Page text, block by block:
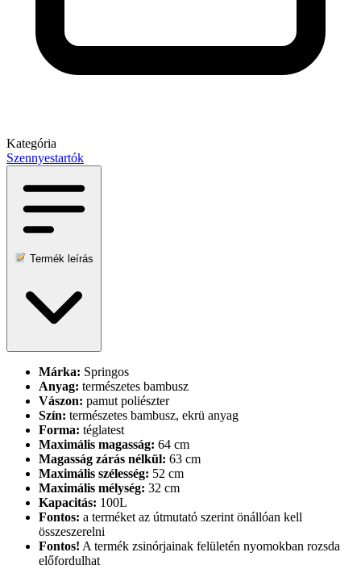
Kategória
Szennyestartók
Termék leírás
Márka: Springos
Anyag: természetes bambusz
Vászon: pamut poliészter
Szín: természetes bambusz, ekrü anyag
Forma: téglatest
Maximális magasság: 64 cm
Magasság zárás nélkül: 63 cm
Maximális szélesség: 52 cm
Maximális mélység: 32 cm
Kapacitás: 100L
Fontos: a terméket az útmutató szerint önállóan kell
összeszerelni
Fontos! A termék zsinórjainak felületén nyomokban rozsda
előfordulhat